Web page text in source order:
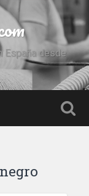
España desde